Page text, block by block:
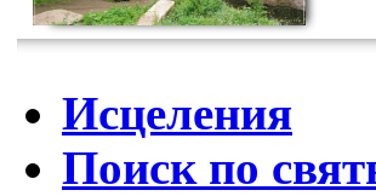
Исцеления
Поиск по